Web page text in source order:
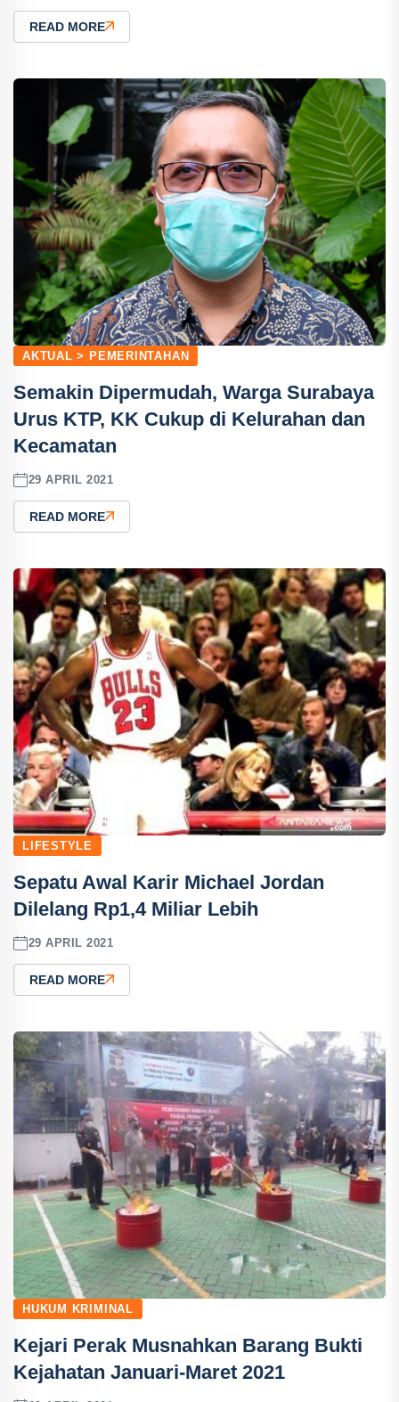
READ MORE
AKTUAL > PEMERINTAHAN
Semakin Dipermudah, Warga Surabaya
Urus KTP, KK Cukup di Kelurahan dan
Kecamatan
29 APRIL 2021
READ MORE
LIFESTYLE
Sepatu Awal Karir Michael Jordan
Dilelang Rp1,4 Miliar Lebih
29 APRIL 2021
READ MORE
HUKUM KRIMINAL
Kejari Perak Musnahkan Barang Bukti
Kejahatan Januari-Maret 2021